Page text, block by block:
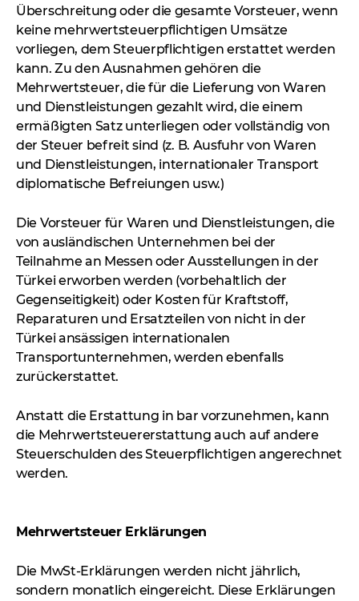
Überschreitung oder die gesamte Vorsteuer, wenn
keine mehrwertsteuerpflichtigen Umsätze
vorliegen, dem Steuerpflichtigen erstattet werden
kann. Zu den Ausnahmen gehören die
Mehrwertsteuer, die für die Lieferung von Waren
und Dienstleistungen gezahlt wird, die einem
ermäßigten Satz unterliegen oder vollständig von
der Steuer befreit sind (z. B. Ausfuhr von Waren
und Dienstleistungen, internationaler Transport
diplomatische Befreiungen usw.)
Die Vorsteuer für Waren und Dienstleistungen, die
von ausländischen Unternehmen bei der
Teilnahme an Messen oder Ausstellungen in der
Türkei erworben werden (vorbehaltlich der
Gegenseitigkeit) oder Kosten für Kraftstoff,
Reparaturen und Ersatzteilen von nicht in der
Türkei ansässigen internationalen
Transportunternehmen, werden ebenfalls
zurückerstattet.
Anstatt die Erstattung in bar vorzunehmen, kann
die Mehrwertsteuererstattung auch auf andere
Steuerschulden des Steuerpflichtigen angerechnet
werden.
Mehrwertsteuer Erklärungen
Die MwSt-Erklärungen werden nicht jährlich,
sondern monatlich eingereicht. Diese Erklärungen